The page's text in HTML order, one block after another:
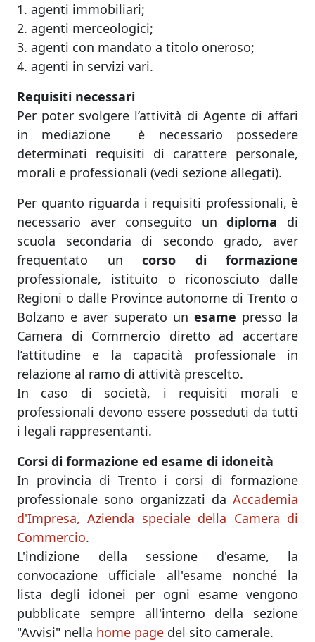
1. agenti immobiliari;
2. agenti merceologici;
3. agenti con mandato a titolo oneroso;
4. agenti in servizi vari.
Requisiti necessari
Per poter svolgere l’attività di Agente di affari
in mediazione è necessario possedere
determinati requisiti di carattere personale,
morali e professionali (vedi sezione allegati).
Per quanto riguarda i requisiti professionali, è
necessario aver conseguito undiploma di
scuola secondaria di secondo grado, aver
frequentato un corso di formazione
professionale, istituito o riconosciuto dalle
Regioni o dalle Province autonome di Trento o
Bolzano e aver superato un esame presso la
Camera di Commercio diretto ad accertare
l’attitudine e la capacità professionale in
relazione al ramo di attività prescelto.
In caso di società, i requisiti morali e
professionali devono essere posseduti da tutti
i legali rappresentanti.
Corsi di formazione ed esame di idoneità
In provincia di Trento i corsi di formazione
professionale sono organizzati da Accademia
d'Impresa, Azienda speciale della Camera di
Commercio.
L'indizione della sessione d'esame, la
convocazione ufficiale all'esame nonché la
lista degli idonei per ogni esame vengono
pubblicate sempre all'interno della sezione
"Avvisi" nella home page del sito camerale.